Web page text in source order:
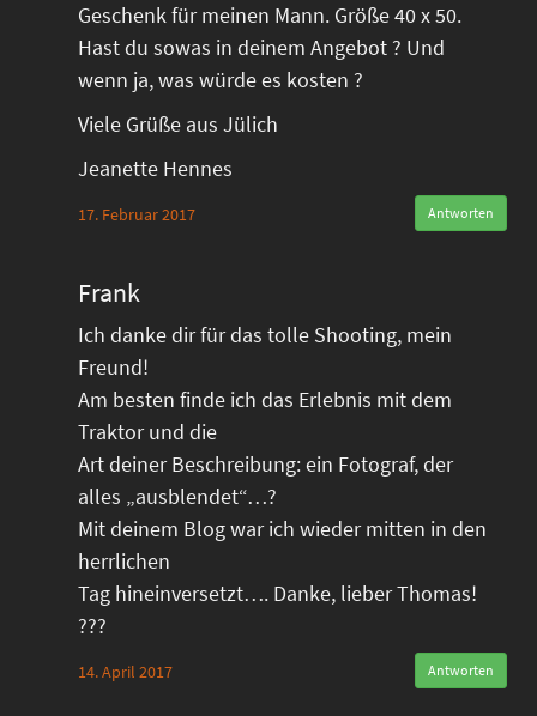
Geschenk für meinen Mann. Größe 40 x 50.
Hast du sowas in deinem Angebot ? Und
wenn ja, was würde es kosten ?
Viele Grüße aus Jülich
Jeanette Hennes
17. Februar 2017 Antworten
Frank
Ich danke dir für das tolle Shooting, mein
Freund!
Am besten finde ich das Erlebnis mit dem
Traktor und die
Art deiner Beschreibung: ein Fotograf, der
alles „ausblendet“…?
Mit deinem Blog war ich wieder mitten in den
herrlichen
Tag hineinversetzt…. Danke, lieber Thomas!
???
14. April 2017 Antworten